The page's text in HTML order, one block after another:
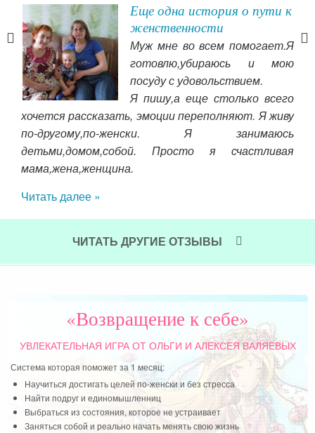
Еще одна история о пути к
женственности
Муж мне во всем помогает.Я
готовлю,убираюсь и мою
посуду с удовольствием.
Я пишу,а еще столько всего
хочется рассказать, эмоции переполняют. Я живу
по-другому,по-женски. Я занимаюсь
детьми,домом,собой. Просто я счастливая
мама,жена,женщина.
Читать далее »
ЧИТАТЬ ДРУГИЕ ОТЗЫВЫ
«Возвращение к себе»
УВЛЕКАТЕЛЬНАЯ ИГРАОТ ОЛЬГИ И АЛЕКСЕЯ ВАЛЯЕВЫХ
Система которая поможет за 1 месяц:
Научиться достигать целей по-женски и без стресса
Найти подруг и единомышленниц
Выбраться из состояния, которое не устраивает
Заняться собой и реально начать менять свою жизнь